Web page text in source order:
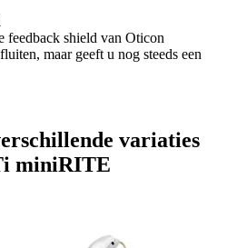
feedback shield van Oticon
maar geeft u nog steeds een
variaties
miniRITE